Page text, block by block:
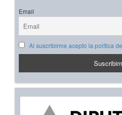
Email
Al suscribirme acepto la política